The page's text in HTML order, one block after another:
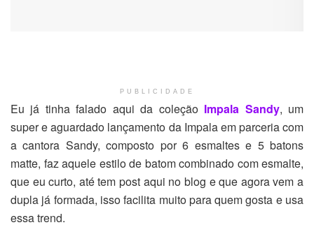
PUBLICIDADE
Eu já tinha falado aqui da coleção Impala Sandy, um
super e aguardado lançamento da Impala em parceria com
a cantora Sandy, composto por 6 esmaltes e 5 batons
matte, faz aquele estilo de batom combinado com esmalte,
que eu curto, até tem post aqui no blog e que agora vem a
dupla já formada, isso facilita muito para quem gosta e usa
essa trend.